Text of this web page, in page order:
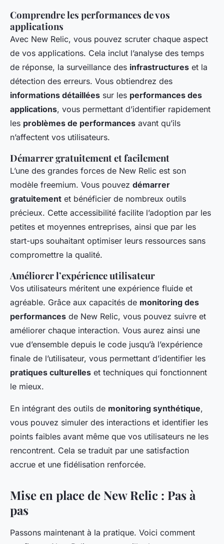
Comprendre les performances de vos
applications
Avec New Relic, vous pouvez scruter chaque aspect
de vos applications. Cela inclut l’analyse des temps
de réponse, la surveillance des infrastructures et la
détection des erreurs. Vous obtiendrez des
informations détaillées sur les performances des
applications, vous permettant d’identifier rapidement
les problèmes de performances avant qu’ils
n’affectent vos utilisateurs.
Démarrer gratuitement et facilement
L’une des grandes forces de New Relic est son
modèle freemium. Vous pouvez démarrer
gratuitement et bénéficier de nombreux outils
précieux. Cette accessibilité facilite l’adoption par les
petites et moyennes entreprises, ainsi que par les
start-ups souhaitant optimiser leurs ressources sans
compromettre la qualité.
Améliorer l’expérience utilisateur
Vos utilisateurs méritent une expérience fluide et
agréable. Grâce aux capacités de monitoring des
performances de New Relic, vous pouvez suivre et
améliorer chaque interaction. Vous aurez ainsi une
vue d’ensemble depuis le code jusqu’à l’expérience
finale de l’utilisateur, vous permettant d’identifier les
pratiques culturelles et techniques qui fonctionnent
le mieux.
En intégrant des outils de monitoring synthétique,
vous pouvez simuler des interactions et identifier les
points faibles avant même que vos utilisateurs ne les
rencontrent. Cela se traduit par une satisfaction
accrue et une fidélisation renforcée.
Mise en place de New Relic : Pas à
pas
Passons maintenant à la pratique. Voici comment